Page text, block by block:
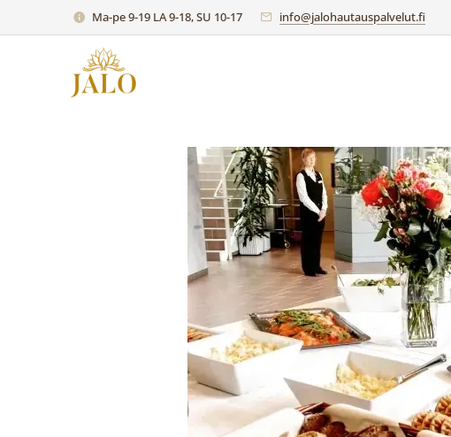
Ma-pe 9-19 LA 9-18, SU 10-17 info@jalohautauspalvelut.fi